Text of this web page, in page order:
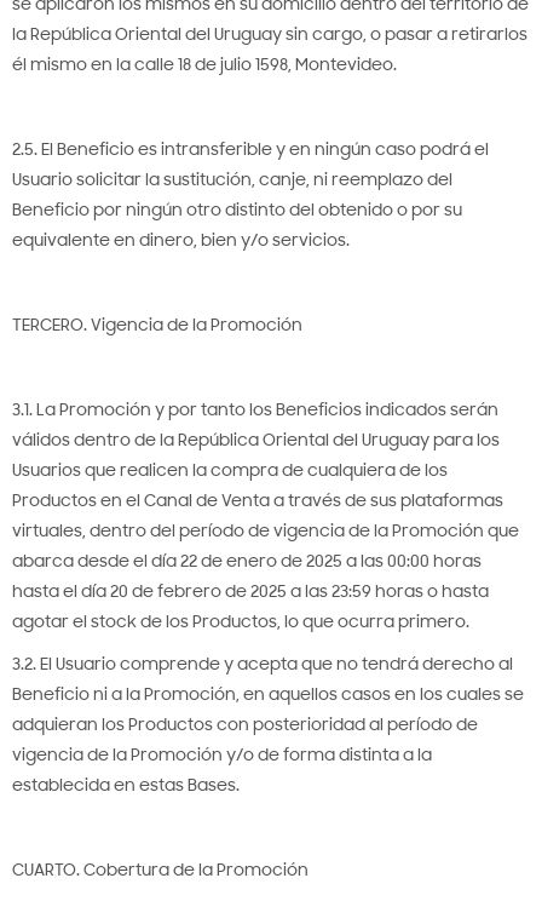
se aplicaron los mismos en su domicilio dentro del territorio de
la República Oriental del Uruguay sin cargo, o pasar a retirarlos
él mismo en la calle 18 de julio 1598, Montevideo.
2.5. El Beneficio es intransferible y en ningún caso podrá el
Usuario solicitar la sustitución, canje, ni reemplazo del
Beneficio por ningún otro distinto del obtenido o por su
equivalente en dinero, bien y/o servicios.
TERCERO. Vigencia de la Promoción
3.1. La Promoción y por tanto los Beneficios indicados serán
válidos dentro de la República Oriental del Uruguay para los
Usuarios que realicen la compra de cualquiera de los
Productos en el Canal de Venta a través de sus plataformas
virtuales, dentro del período de vigencia de la Promoción que
abarca desde el día 22 de enero de 2025 a las 00:00 horas
hasta el día 20 de febrero de 2025 a las 23:59 horas o hasta
agotar el stock de los Productos, lo que ocurra primero.
3.2. El Usuario comprende y acepta que no tendrá derecho al
Beneficio ni a la Promoción, en aquellos casos en los cuales se
adquieran los Productos con posterioridad al período de
vigencia de la Promoción y/o de forma distinta a la
establecida en estas Bases.
CUARTO. Cobertura de la Promoción